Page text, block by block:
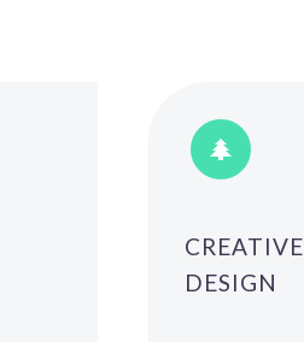


CREATIVE
DESIGN